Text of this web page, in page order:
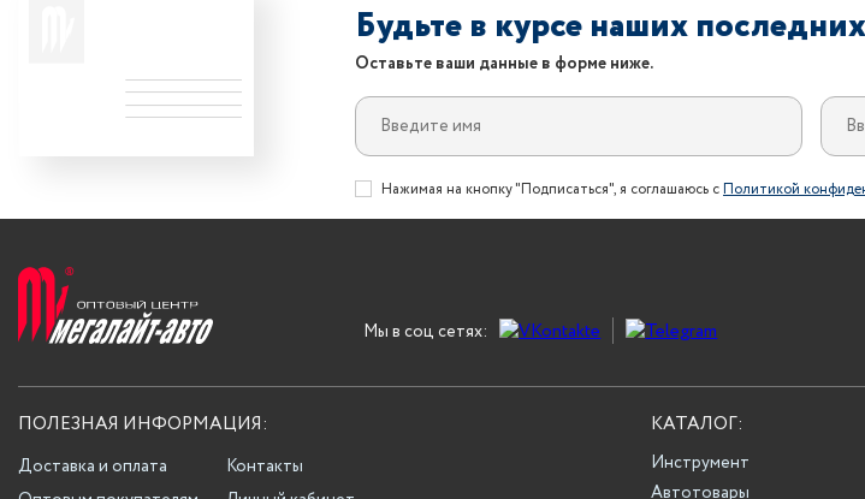
Будьте в курсе наших
Оставьте ваши данные в форме ниже.
Нажимая на кнопку "Подписаться", я соглашаюсь сПолитикой
Мы в соц сетях:
ПОЛЕЗНАЯ ИНФОРМАЦИЯ:
Доставка и оплата
Контакты
КАТАЛОГ:
Инструмент
Автотовары